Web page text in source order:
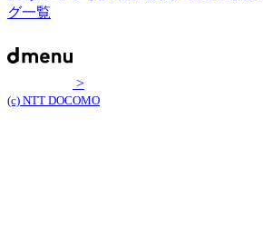
グ一覧
>
(c) NTT DOCOMO